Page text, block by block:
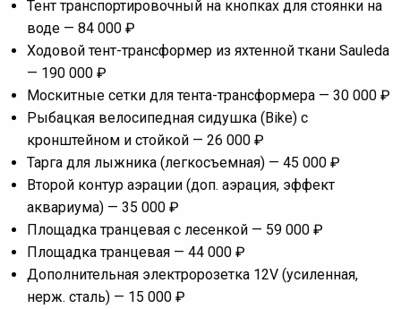
Тент транспортировочный на кнопках для стоянки на
воде — 84 000 ₽
Ходовой тент-трансформер из яхтенной ткани Sauleda
— 190 000 ₽
Москитные сетки для тента-трансформера — 30 000 ₽
Рыбацкая велосипедная сидушка (Bike) с
кронштейном и стойкой — 26 000 ₽
Тарга для лыжника (легкосъемная) — 45 000 ₽
Второй контур аэрации (доп. аэрация, эффект
аквариума) — 35 000 ₽
Площадка транцевая с лесенкой — 59 000 ₽
Площадка транцевая — 44 000 ₽
Дополнительная электророзетка 12V (усиленная,
нерж. сталь) — 15 000 ₽